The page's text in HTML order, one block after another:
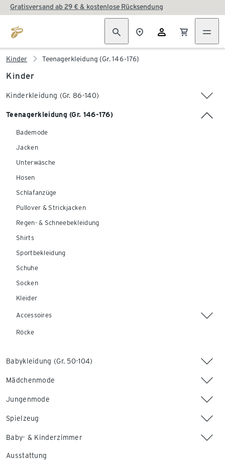
Gratisversand ab 29 € & kostenlose Rücksendung
Kinder Teenagerkleidung (Gr. 146-176)
Kinder
Kinderkleidung (Gr. 86-140)
Teenagerkleidung (Gr. 146-176)
Bademode
Jacken
Unterwäsche
Hosen
Schlafanzüge
Pullover & Strickjacken
Regen- & Schneebekleidung
Shirts
Sportbekleidung
Schuhe
Socken
Kleider
Accessoires
Röcke
Babykleidung (Gr. 50-104)
Mädchenmode
Jungenmode
Spielzeug
Baby- & Kinderzimmer
Ausstattung